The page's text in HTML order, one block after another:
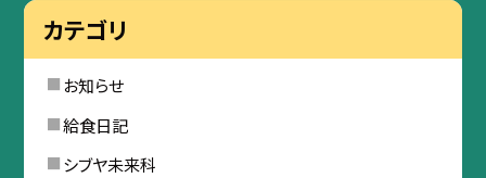
カテゴリ
お知らせ
給食日記
シブヤ未来科